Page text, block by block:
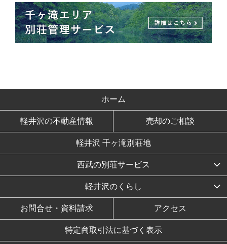
ホーム
軽井沢の不動産情報 売却のご相談
軽井沢 千ヶ滝別荘地
西武の別荘サービス
軽井沢のくらし
お問合せ・資料請求 アクセス
特定商取引法に基づく表示